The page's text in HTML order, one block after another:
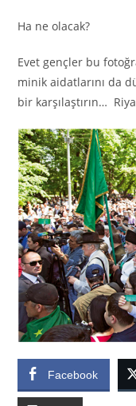
Ha ne olacak?
Evet gençler bu
minik aidatlarını da
bir karşılaştırın…
Facebook